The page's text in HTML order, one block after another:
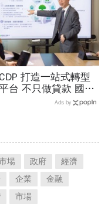
一站式轉型
貸款 國泰
化身減碳顧問Ads by
場 政府
經濟
企業
金融
市場